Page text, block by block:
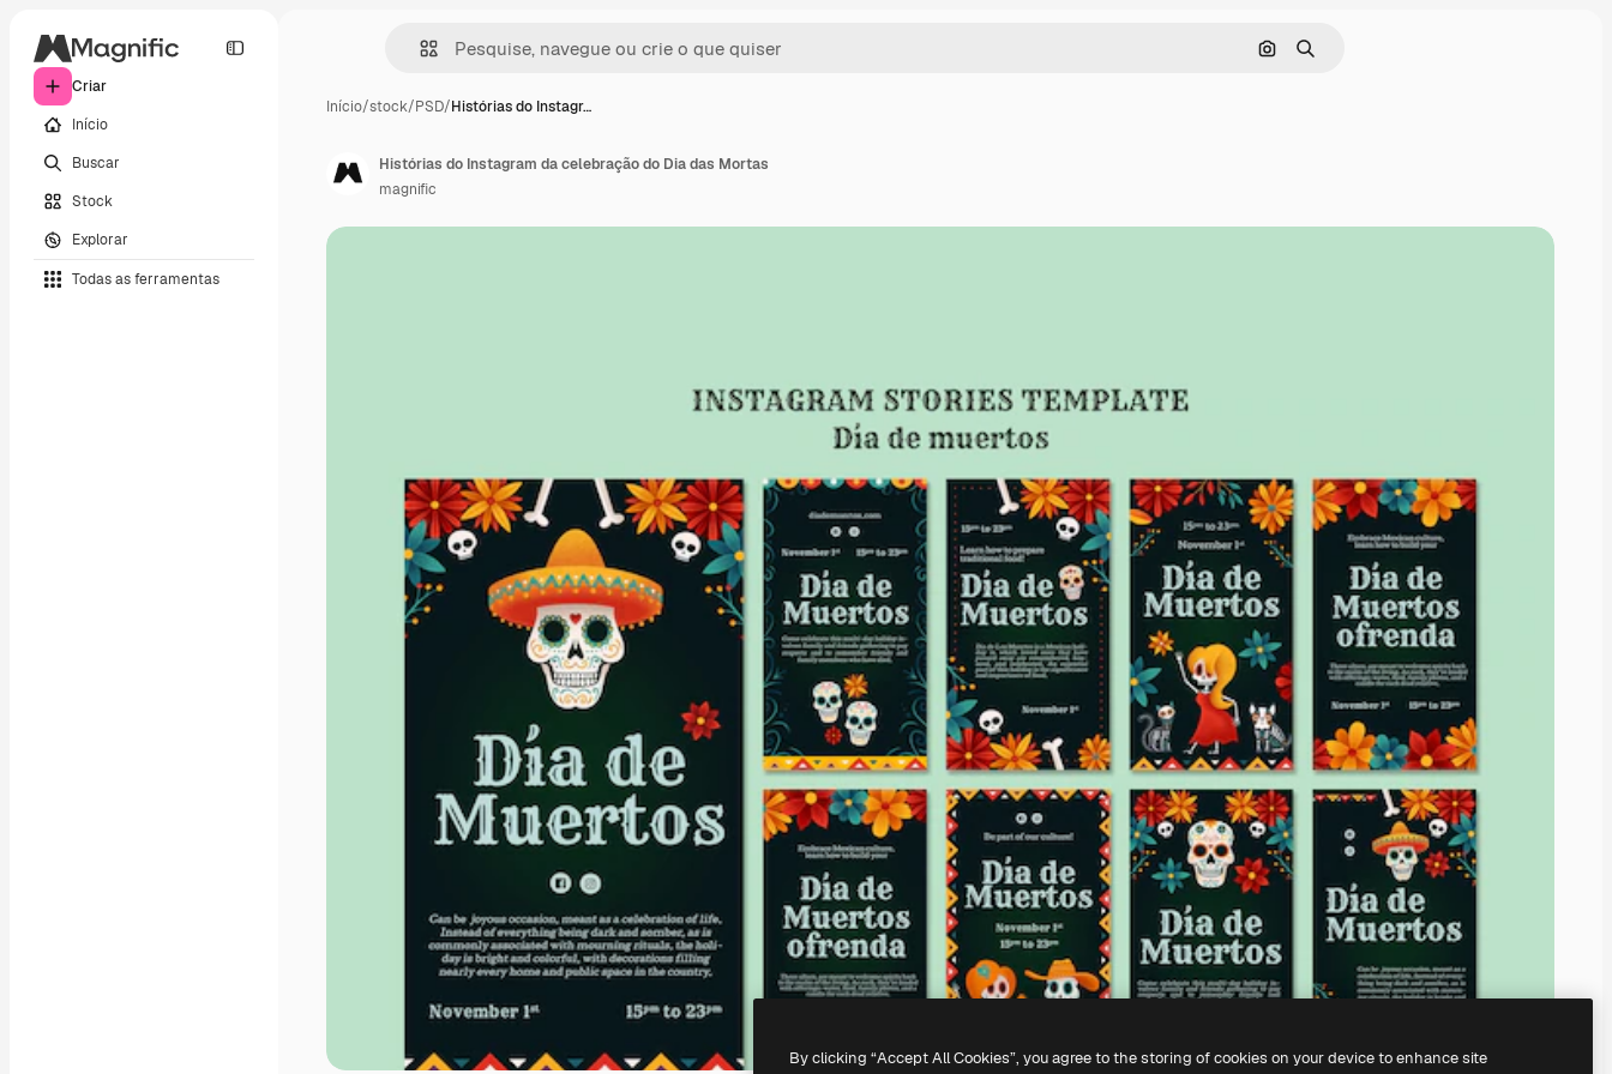
Criar
Início
Buscar
Stock
Explorar
Todas as ferramentas
Pesquisar por imagem
Buscar
Início/stock/PSD/Histórias do Instagr…
Histórias do Instagram da celebração do Dia das Mortas
magnific
By clicking “Accept All Cookies”, you agree to the storing of cookies on your device to enhance site